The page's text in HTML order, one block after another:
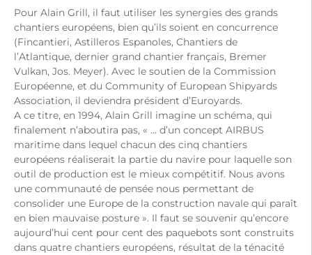
Pour Alain Grill, il faut utiliser les synergies des grands
chantiers européens, bien qu’ils soient en concurrence
(Fincantieri, Astilleros Espanoles, Chantiers de
l’Atlantique, dernier grand chantier français, Bremer
Vulkan, Jos. Meyer). Avec le soutien de la Commission
Européenne, et du Community of European Shipyards
Association, il deviendra président d’Euroyards.
A ce titre, en 1994, Alain Grill imagine un schéma, qui
finalement n’aboutira pas, « … d’un concept AIRBUS
maritime dans lequel chacun des cinq chantiers
européens réaliserait la partie du navire pour laquelle son
outil de production est le mieux compétitif. Nous avons
une communauté de pensée nous permettant de
consolider une Europe de la construction navale qui paraît
en bien mauvaise posture ». Il faut se souvenir qu’encore
aujourd’hui cent pour cent des paquebots sont construits
dans quatre chantiers européens, résultat de la ténacité